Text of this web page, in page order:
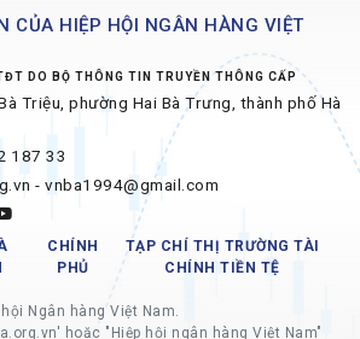
CỦA HIỆP HỘI NGÂN HÀNG VIỆT
DO BỘ THÔNG TIN TRUYỀN THÔNG CẤP
Triệu, phường Hai Bà Trưng, thành phố Hà
187 33
- vnba1994@gmail.com
CHÍNH
PHỦ
TẠP CHÍ THỊ TRƯỜNG TÀI
CHÍNH TIỀN TỆ
Ngân hàng Việt Nam.
hoặc "Hiệp hội ngân hàng Việt Nam"